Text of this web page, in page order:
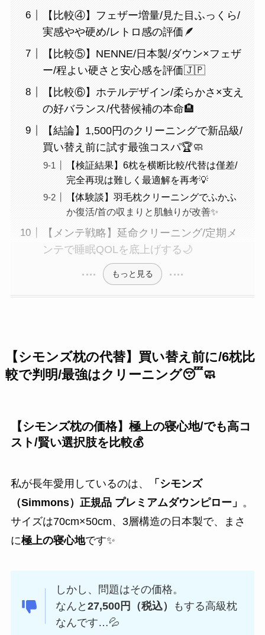
【比較④】フェザー増量/見た目ふっくら/
実感やや硬め/レトロ感の評価🪶
【比較⑤】NENNE/日本製/ダウン×フェザ
ー/程よい硬さと安心感を評価🇯🇵
【比較⑥】ホテルデザイン/柔らかさ×支え
の好バランス/代替候補の本命🏨
【結論】1,500円のクリーニングで新品級/
買い替え前に試す最強コスパ🏆🧼
【検証結果】6枕を横断比較/代替は僅差/
完全再現は難しく最適解を再考💡
【体験談】羽毛枕クリーニングでふかふ
か復活/首の収まりと肌触りが改善✨
【メンテ戦略】延命クリーニング/定期メ
ンテで睡眠QOLを底上げする🌙
もっと見る
【シモンズ枕の代替】買い替え前に/6枕比
較で判明/最強はクリーニング😴🧼
【シモンズ枕の価格】極上の寝心地/でも高コ
スト/賢い選択肢を 比較💰
私が長年愛用しているのは、
「シモンズ
（Simmons）正規品 プレミアムダウンピロー」 。
サイズは70cm×50cm、3層構造の日本製で、まさ
に極上の寝心地です✨
しかし、問題はその価格。
なんと27,500円（税込）
もする高級枕
なんです…💦